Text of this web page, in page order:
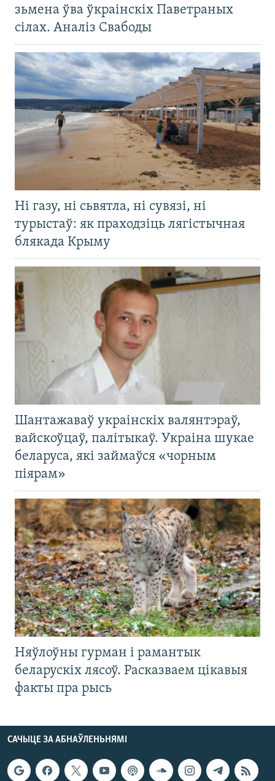
зьмена ўва ўкраінскіх Паветраных
сілах. Аналіз Свабоды
Ні газу, ні сьвятла, ні сувязі, ні
турыстаў: як праходзіць лягістычная
блякада Крыму
Шантажаваў украінскіх валянтэраў,
вайскоўцаў, палітыкаў. Украіна шукае
беларуса, які займаўся «чорным
піярам»
Няўлоўны гурман і рамантык
беларускіх лясоў. Расказваем цікавыя
факты пра рысь
САЧЫЦЕ ЗА АБНАЎЛЕНЬНЯМІ